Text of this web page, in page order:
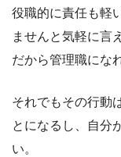
役職的に責任も軽
ませんと気軽に言
だから管理職にな
それでもその行動
とになるし、自分
い。